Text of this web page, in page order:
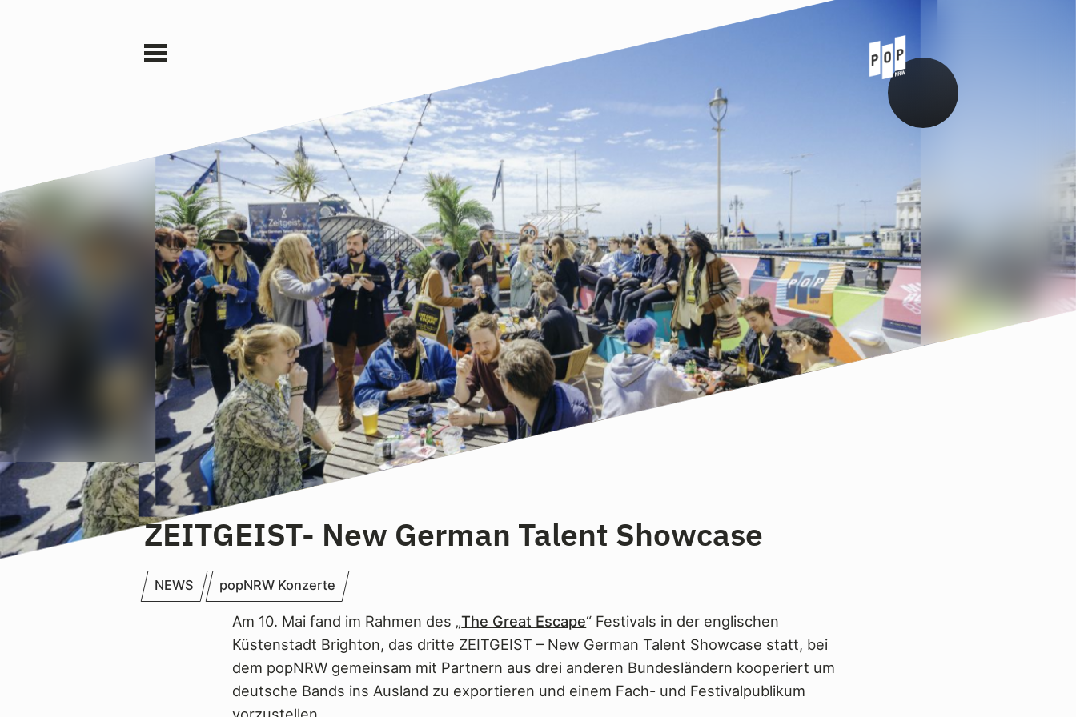
ZEITGEIST- New German Talent Showcase
NEWS popNRW Konzerte
Am 10. Mai fand im Rahmen des „The Great Escape“ Festivals in der englischen
Küstenstadt Brighton, das dritte ZEITGEIST – New German Talent Showcase statt, bei
dem popNRW gemeinsam mit Partnern aus drei anderen Bundesländern kooperiert um
deutsche Bands ins Ausland zu exportieren und einem Fach- und Festivalpublikum